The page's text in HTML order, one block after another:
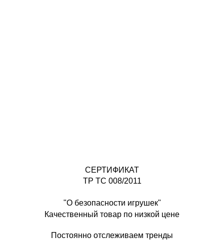
СЕРТИФИКАТ
ТР ТС 008/2011
"О безопасности игрушек"
Качественный товар по низкой цене
Постоянно отслеживаем тренды